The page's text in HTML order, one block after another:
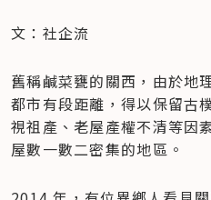
文：社企流
舊稱鹹菜甕的關西，由於地
都市有段距離，得以保留古
視祖產、老屋產權不清等因
屋數一數二密集的地區。